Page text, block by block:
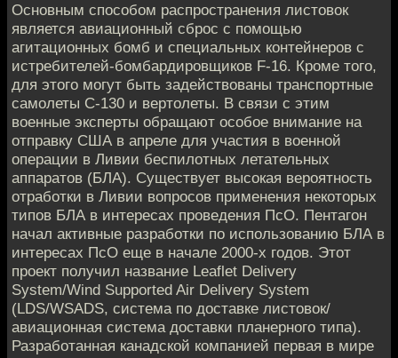
Основным способом распространения листовок
является авиационный сброс с помощью
агитационных бомб и специальных контейнеров с
истребителей-бомбардировщиков F-16. Кроме того,
для этого могут быть задействованы транспортные
самолеты С-130 и вертолеты. В связи с этим
военные эксперты обращают особое внимание на
отправку США в апреле для участия в военной
операции в Ливии беспилотных летательных
аппаратов (БЛА). Существует высокая вероятность
отработки в Ливии вопросов применения некоторых
типов БЛА в интересах проведения ПсО. Пентагон
начал активные разработки по использованию БЛА в
интересах ПсО еще в начале 2000-х годов. Этот
проект получил название Leaflet Delivery
System/Wind Supported Air Delivery System
(LDS/WSADS, система по доставке листовок/
авиационная система доставки планерного типа).
Разработанная канадской компанией первая в мире